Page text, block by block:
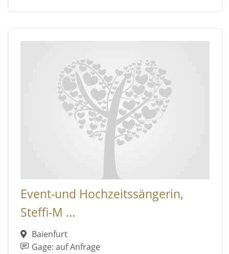
Event-und Hochzeitssängerin,
Steffi-M ...
Baienfurt
Gage: auf Anfrage